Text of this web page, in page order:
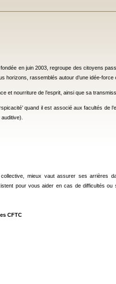
en juin 2003, regroupe des citoyens
horizons, rassemblés autour d’une idée-force
et nourriture de l’esprit, ainsi que sa
quand il est associé aux facultés de
mieux vaut assurer ses arrières
pour vous aider en cas de difficultés ou
CFTC